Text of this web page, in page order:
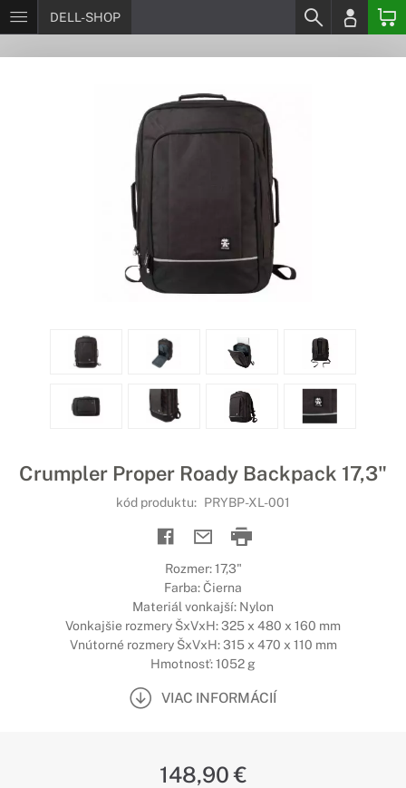
DELL-SHOP
Crumpler Proper Roady Backpack 17,3"
kód produktu: PRYBP-XL-001
Rozmer: 17,3"
Farba: Čierna
Materiál vonkajší: Nylon
Vonkajšie rozmery ŠxVxH: 325 x 480 x 160 mm
Vnútorné rozmery ŠxVxH: 315 x 470 x 110 mm
Hmotnosť: 1052 g
VIAC INFORMÁCIÍ
148,90 €